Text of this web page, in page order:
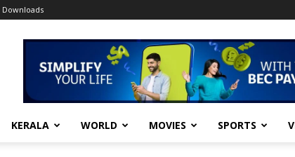
Downloads
KERALA WORLD MOVIES SPORTS